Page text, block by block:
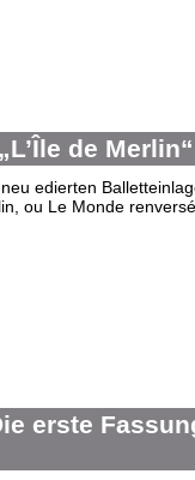
de Merlin“
edierten
ou Le Monde
erste